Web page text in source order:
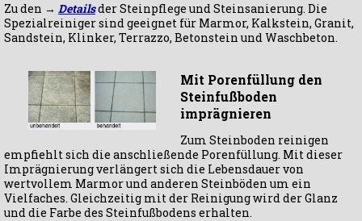
Zu den → Detailsder Steinpflege und Steinsanierung. Die
Spezialreiniger sind geeignet für Marmor, Kalkstein, Granit,
Sandstein, Klinker, Terrazzo, Betonstein und Waschbeton.
Mit Porenfüllung den
Steinfußboden
imprägnieren
Zum Steinboden reinigen
empfiehlt sich die anschließende Porenfüllung. Mit dieser
Imprägnierung verlängert sich die Lebensdauer von
wertvollem Marmor und anderen Steinböden um ein
Vielfaches. Gleichzeitig mit der Reinigung wird der Glanz
und die Farbe des Steinfußbodens erhalten.